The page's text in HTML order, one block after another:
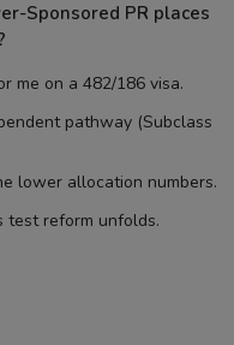
Sponsored PR places
me on a 482/186 visa.
pathway (Subclass
lower allocation numbers.
test reform unfolds.